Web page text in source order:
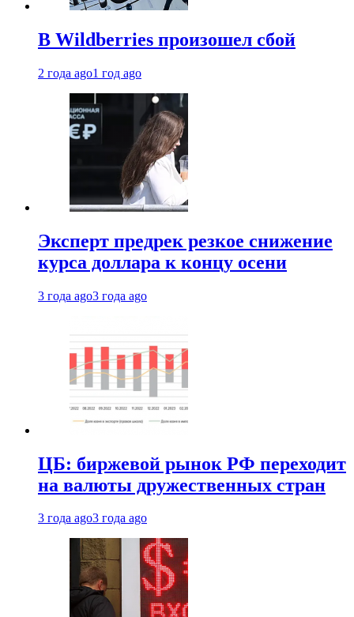
В Wildberries произошел сбой
2 года ago1 год ago
Эксперт предрек резкое снижение
курса доллара к концу осени
3 года ago3 года ago
ЦБ: биржевой рынок РФ переходит
на валюты дружественных стран
3 года ago3 года ago